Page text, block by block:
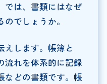
では、書類にはなぜ
でしょうか。
えします。帳簿と
流れを体系的に記録
などの書類です。帳